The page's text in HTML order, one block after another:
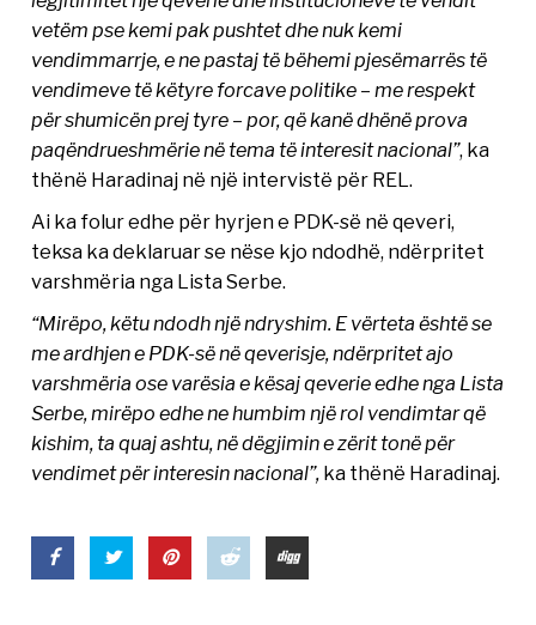
vetëm pse kemi pak pushtet dhe nuk kemi
vendimmarrje, e ne pastaj të bëhemi pjesëmarrës të
vendimeve të këtyre forcave politike – me respekt
për shumicën prej tyre – por, që kanë dhënë prova
paqëndrueshmërie në tema të interesit nacional”, ka
thënë Haradinaj në një intervistë për REL.
Ai ka folur edhe për hyrjen e PDK-së në qeveri,
teksa ka deklaruar se nëse kjo ndodhë, ndërpritet
varshmëria nga Lista Serbe.
“Mirëpo, këtu ndodh një ndryshim. E vërteta është se
me ardhjen e PDK-së në qeverisje, ndërpritet ajo
varshmëria ose varësia e kësaj qeverie edhe nga Lista
Serbe, mirëpo edhe ne humbim një rol vendimtar që
kishim, ta quaj ashtu, në dëgjimin e zërit tonë për
vendimet për interesin nacional”, ka thënë Haradinaj.